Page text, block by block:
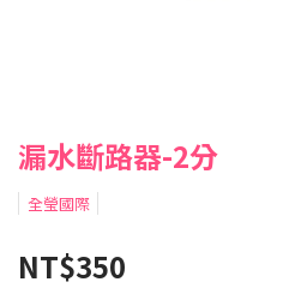
漏水斷路器-2分
全瑩國際
NT$350